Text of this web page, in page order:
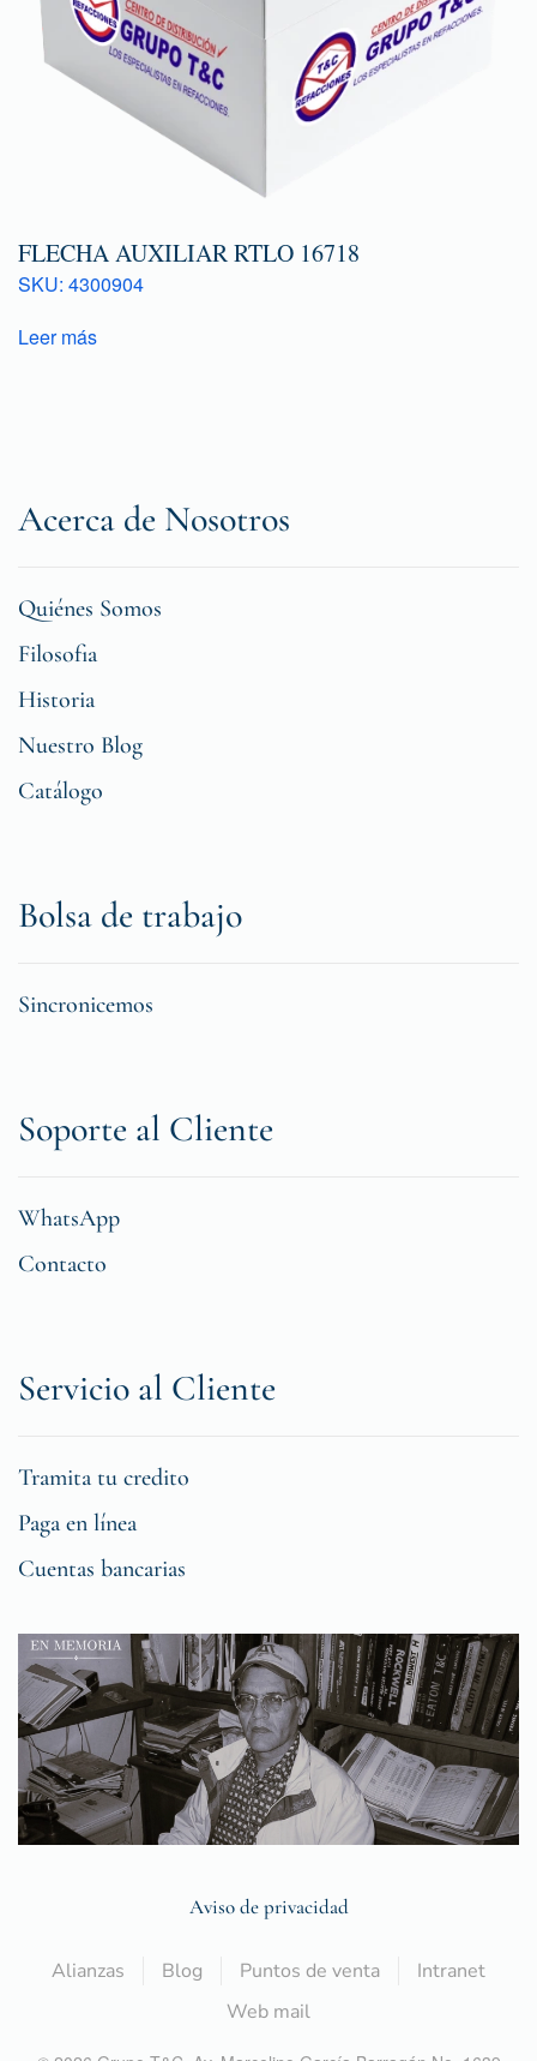
FLECHA AUXILIAR RTLO 16718
SKU: 4300904
Leer más
Acerca de Nosotros
Quiénes Somos
Filosofia
Historia
Nuestro Blog
Catálogo
Bolsa de trabajo
Sincronicemos
Soporte al Cliente
WhatsApp
Contacto
Servicio al Cliente
Tramita tu credito
Paga en línea
Cuentas bancarias
Aviso de privacidad
Alianzas Blog Puntos de venta
Intranet
Web mail